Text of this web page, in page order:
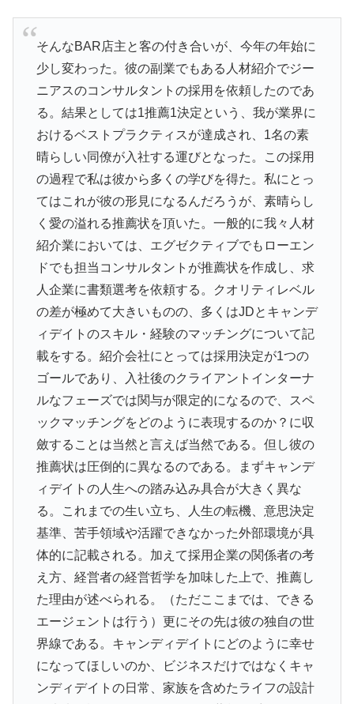
そんなBAR店主と客の付き合いが、今年の年始に
少し変わった。彼の副業でもある人材紹介でジー
ニアスのコンサルタントの採用を依頼したのであ
る。結果としては1推薦1決定という、我が業界に
おけるベストプラクティスが達成され、1名の素
晴らしい同僚が入社する運びとなった。この採用
の過程で私は彼から多くの学びを得た。私にとっ
てはこれが彼の形見になるんだろうが、素晴らし
く愛の溢れる推薦状を頂いた。一般的に我々人材
紹介業においては、エグゼクティブでもローエン
ドでも担当コンサルタントが推薦状を作成し、求
人企業に書類選考を依頼する。クオリティレベル
の差が極めて大きいものの、多くはJDとキャンデ
ィデイトのスキル・経験のマッチングについて記
載をする。紹介会社にとっては採用決定が1つの
ゴールであり、入社後のクライアントインターナ
ルなフェーズでは関与が限定的になるので、スペ
ックマッチングをどのように表現するのか？に収
斂することは当然と言えば当然である。但し彼の
推薦状は圧倒的に異なるのである。まずキャンデ
ィデイトの人生への踏み込み具合が大きく異な
る。これまでの生い立ち、人生の転機、意思決定
基準、苦手領域や活躍できなかった外部環境が具
体的に記載される。加えて採用企業の関係者の考
え方、経営者の経営哲学を加味した上で、推薦し
た理由が述べられる。（ただここまでは、できる
エージェントは行う）更にその先は彼の独自の世
界線である。キャンディデイトにどのように幸せ
になってほしいのか、ビジネスだけではなくキャ
ンディデイトの日常、家族を含めたライフの設計